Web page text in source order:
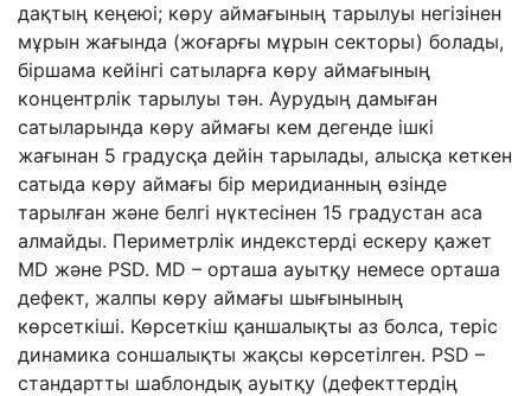
дақтың кеңеюі; көру аймағының тарылуы негізінен
мұрын жағында (жоғарғы мұрын секторы) болады,
біршама кейінгі сатыларға көру аймағының
концентрлік тарылуы тән. Аурудың дамыған
сатыларында көру аймағы кем дегенде ішкі
жағынан 5 градусқа дейін тарылады, алысқа кеткен
сатыда көру аймағы бір меридианның өзінде
тарылған және белгі нүктесінен 15 градустан аса
алмайды. Периметрлік индекстерді ескеру қажет
MD және PSD. MD – орташа ауытқу немесе орташа
дефект, жалпы көру аймағы шығынының
көрсеткіші. Көрсеткіш қаншалықты аз болса, теріс
динамика соншалықты жақсы көрсетілген. PSD –
стандартты шаблондық ауытқу (дефекттердің